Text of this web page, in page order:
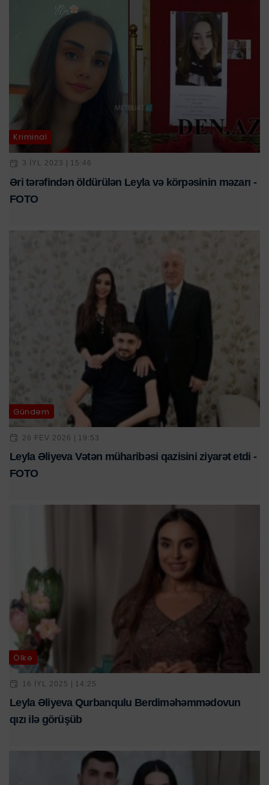
Kriminal
3 IYL 2023 | 15:46
Əri tərəfindən öldürülən Leyla və körpəsinin məzarı -
FOTO
Gündəm
26 FEV 2026 | 19:53
Leyla Əliyeva Vətən müharibəsi qazisini ziyarət etdi -
FOTO
Ölkə
16 IYL 2025 | 14:25
Leyla Əliyeva Qurbanqulu Berdiməhəmmədovun
qızı ilə görüşüb